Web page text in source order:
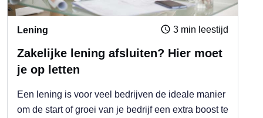
Lening 3 min leestijd
Zakelijke lening afsluiten? Hier moet
je op letten
Een lening is voor veel bedrijven de ideale manier
om de start of groei van je bedrijf een extra boost te